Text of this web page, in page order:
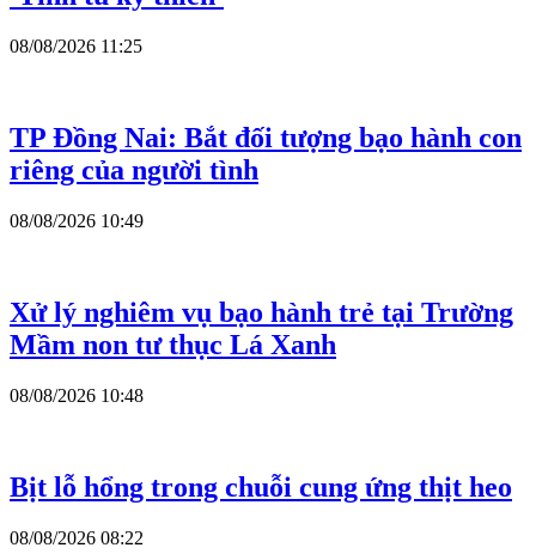
08/08/2026 11:25
TP Đồng Nai: Bắt đối tượng bạo hành con
riêng của người tình
08/08/2026 10:49
Xử lý nghiêm vụ bạo hành trẻ tại Trường
Mầm non tư thục Lá Xanh
08/08/2026 10:48
Bịt lỗ hổng trong chuỗi cung ứng thịt heo
08/08/2026 08:22